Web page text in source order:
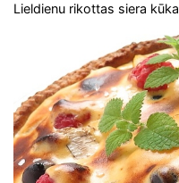
Lieldienu rikottas siera kūka